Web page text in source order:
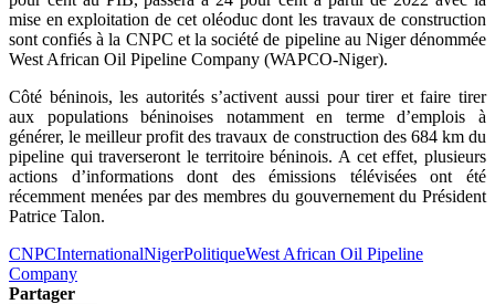
mise en exploitation de cet oléoduc dont les travaux de construction
sont confiés à la CNPC et la société de pipeline au Niger dénommée
West African Oil Pipeline Company (WAPCO-Niger).
Côté béninois, les autorités s’activent aussi pour tirer et faire tirer
aux populations béninoises notamment en terme d’emplois à
générer, le meilleur profit des travaux de construction des 684 km du
pipeline qui traverseront le territoire béninois. A cet effet, plusieurs
actions d’informations dont des émissions télévisées ont été
récemment menées par des membres du gouvernement du Président
Patrice Talon.
CNPCInternationalNigerPolitiqueWest African Oil Pipeline
Company
Partager